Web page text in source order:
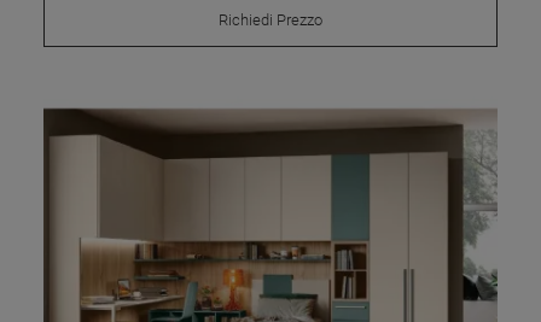
Richiedi Prezzo